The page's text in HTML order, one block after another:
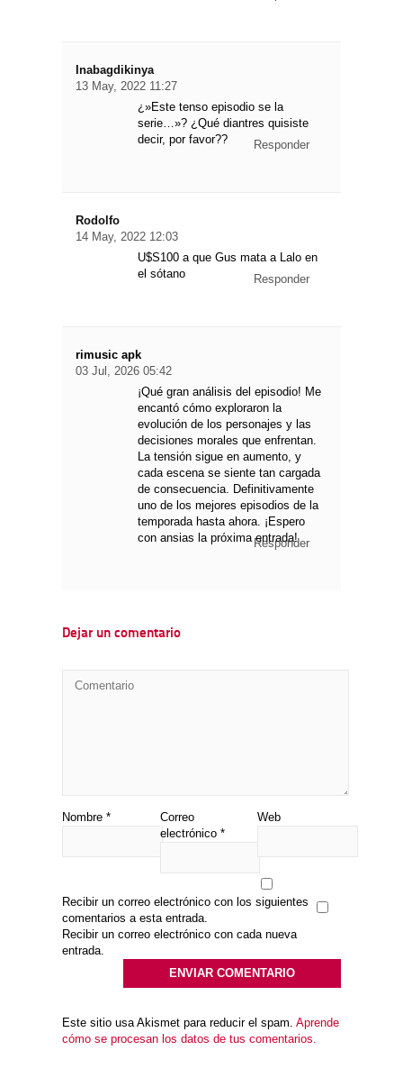
Inabagdikinya
13 May, 2022 11:27
¿»Este tenso episodio se la
serie…»? ¿Qué diantres quisiste
decir, por favor??
Responder
Rodolfo
14 May, 2022 12:03
U$S100 a que Gus mata a Lalo en
el sótano
Responder
rimusic apk
03 Jul, 2026 05:42
¡Qué gran análisis del episodio! Me
encantó cómo exploraron la
evolución de los personajes y las
decisiones morales que enfrentan.
La tensión sigue en aumento, y
cada escena se siente tan cargada
de consecuencia. Definitivamente
uno de los mejores episodios de la
temporada hasta ahora. ¡Espero
con ansias la próxima entrada!
Responder
Dejar un comentario
Nombre *
Correo
electrónico *
Web
Recibir un correo electrónico con los siguientes
comentarios a esta entrada.
Recibir un correo electrónico con cada nueva
entrada.
Este sitio usa Akismet para reducir el spam. Aprende
cómo se procesan los datos de tus comentarios.